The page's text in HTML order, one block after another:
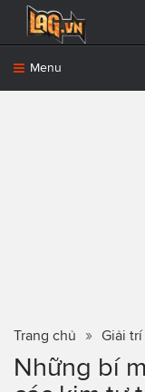
Menu
Trang chủ Giải trí
Những bí